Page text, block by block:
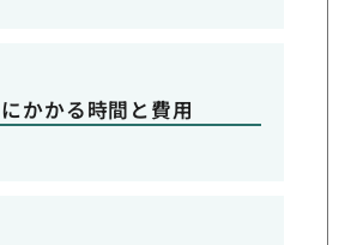
かかる時間と費用